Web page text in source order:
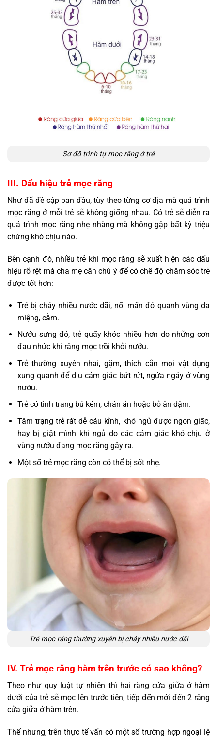
Sơ đồ trình tự mọc răng ở trẻ
III. Dấu hiệu trẻ mọc răng
Như đã đề cập ban đầu, tùy theo từng cơ địa mà quá trình
mọc răng ở mỗi trẻ sẽ không giống nhau. Có trẻ sẽ diễn ra
quá trình mọc răng nhẹ nhàng mà không gặp bất kỳ triệu
chứng khó chịu nào.
Bên cạnh đó, nhiều trẻ khi mọc răng sẽ xuất hiện các dấu
hiệu rõ rệt mà cha mẹ cần chú ý để có chế độ chăm sóc trẻ
được tốt hơn:
Trẻ bị chảy nhiều nước dãi, nổi mẩn đỏ quanh vùng da
miệng, cằm.
Nướu sưng đỏ, trẻ quấy khóc nhiều hơn do những cơn
đau nhức khi răng mọc trồi khỏi nướu.
Trẻ thường xuyên nhai, gặm, thích cắn mọi vật dụng
xung quanh để dịu cảm giác bứt rứt, ngứa ngáy ở vùng
nướu.
Trẻ có tình trạng bú kém, chán ăn hoặc bỏ ăn dặm.
Tâm trạng trẻ rất dễ cáu kỉnh, khó ngủ được ngon giấc,
hay bị giật mình khi ngủ do các cảm giác khó chịu ở
vùng nướu đang mọc răng gây ra.
Một số trẻ mọc răng còn có thể bị sốt nhẹ.
Trẻ mọc răng thường xuyên bị chảy nhiều nước dãi
IV. Trẻ mọc răng hàm trên trước có sao không?
Theo như quy luật tự nhiên thì hai răng cửa giữa ở hàm
dưới của trẻ sẽ mọc lên trước tiên, tiếp đến mới đến 2 răng
cửa giữa ở hàm trên.
Thế nhưng, trên thực tế vấn có một số trường hợp ngoại lệ